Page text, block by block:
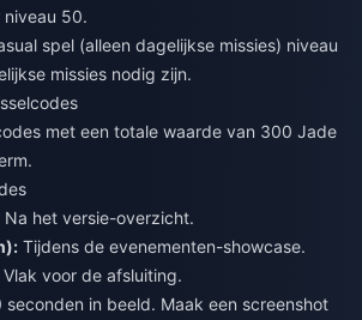
niveau 50.
spel (alleen dagelijkse missies) niveau
missies nodig zijn.
met een totale waarde van 300 Jade
Na het versie-overzicht.
Tijdens de evenementen-showcase.
Vlak voor de afsluiting.
in beeld. Maak een screenshot